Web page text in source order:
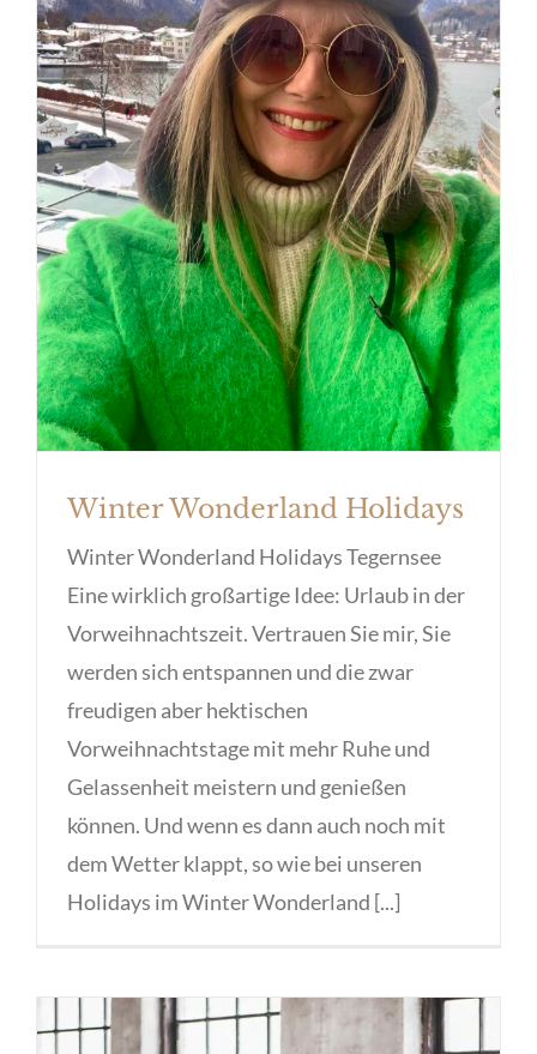
Winter Wonderland Holidays
Winter Wonderland Holidays
Winter Wonderland Holidays Tegernsee
Eine wirklich großartige Idee: Urlaub in der
Vorweihnachtszeit. Vertrauen Sie mir, Sie
werden sich entspannen und die zwar
freudigen aber hektischen
Vorweihnachtstage mit mehr Ruhe und
Gelassenheit meistern und genießen
können. Und wenn es dann auch noch mit
dem Wetter klappt, so wie bei unseren
Holidays im Winter Wonderland [...]